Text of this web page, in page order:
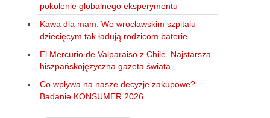
pokolenie globalnego eksperymentu
Kawa dla mam. We wrocławskim szpitalu
dziecięcym tak ładują rodzicom baterie
El Mercurio de Valparaiso z Chile. Najstarsza
hiszpańskojęzyczna gazeta świata
Co wpływa na nasze decyzje zakupowe?
Badanie KONSUMER 2026